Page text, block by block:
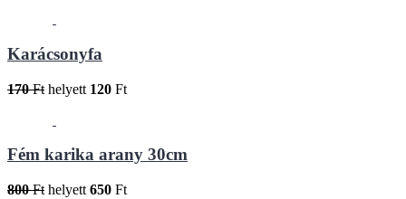
Karácsonyfa
170 Ft helyett 120 Ft
Fém karika arany 30cm
800 Ft helyett 650 Ft